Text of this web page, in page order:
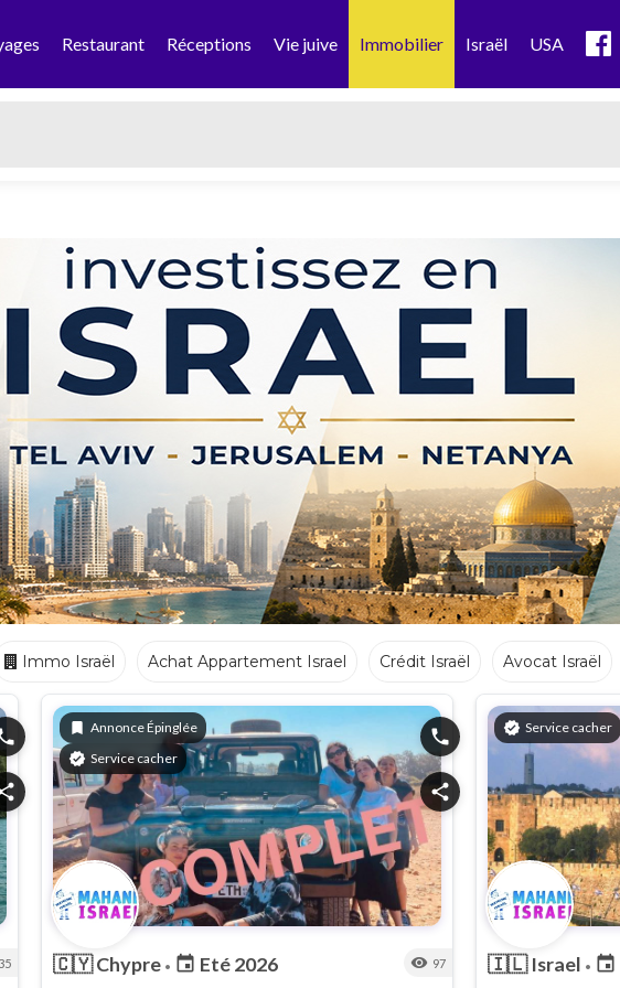
Restaurant Réceptions Vie juive Immobilier Israël USA
Immo Israël Achat Appartement Israel Crédit Israël Avocat Israël
Ecoles Crèches Traiteurs
bookmark Annonce Épinglée
verified Service cacher
phone
share
🇨🇾Chypre • event Eté 2026 visibility 97
verified Service cacher
🇮🇱Israel • event